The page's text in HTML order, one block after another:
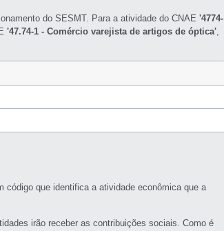
do SESMT. Para a atividade do CNAE'4774-
'47.74-1 - Comércio varejista de artigos de óptica'
que identifica a atividade econômica que a
irão receber as contribuições sociais. Como é